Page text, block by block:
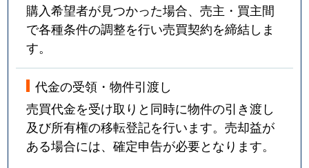
購入希望者が見つかった場合、売主・買主間
で各種条件の調整を行い売買契約を締結しま
す。
代金の受領・物件引渡し
売買代金を受け取りと同時に物件の引き渡し
及び所有権の移転登記を行います。売却益が
ある場合には、確定申告が必要となります。